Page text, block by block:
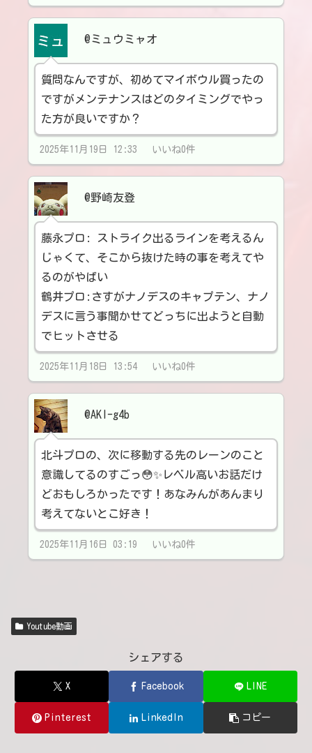
@ミュウミャオ
質問なんですが、初めてマイボウル買ったの
ですがメンテナンスはどのタイミングでやっ
た方が良いですか？
2025年11月19日 12:33 いいね0件
@野崎友登
藤永プロ: ストライク出るラインを考えるん
じゃくて、そこから抜けた時の事を考えてや
るのがやばい
鶴井プロ:さすがナノデスのキャプテン、ナノ
デスに言う事聞かせてどっちに出ようと自動
でヒットさせる
2025年11月18日 13:54 いいね0件
@AKI-g4b
北斗プロの、次に移動する先のレーンのこと
意識してるのすごっ😳✨レベル高いお話だけ
どおもしろかったです！あなみんがあんまり
考えてないとこ好き！
2025年11月16日 03:19 いいね0件
Youtube動画
シェアする
X Facebook LINE
Pinterest LinkedIn コピー